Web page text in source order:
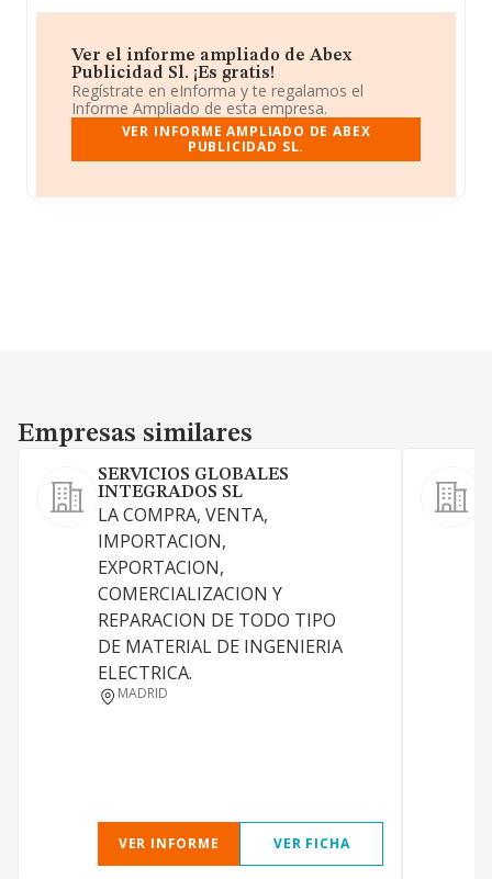
Ver el informe ampliado de Abex
Publicidad Sl. ¡Es gratis!
Regístrate en eInforma y te regalamos el
Informe Ampliado de esta empresa.
VER INFORME AMPLIADO DE ABEX
PUBLICIDAD SL.
Empresas similares
Empresas similares
SERVICIOS GLOBALES
INTEGRADOS SL
LA COMPRA, VENTA,
IMPORTACION,
EXPORTACION,
COMERCIALIZACION Y
REPARACION DE TODO TIPO
DE MATERIAL DE INGENIERIA
ELECTRICA.
MADRID
VER INFORME VER FICHA